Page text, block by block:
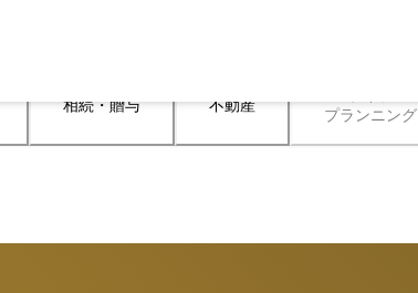
相続・贈与 不動産
プランニング